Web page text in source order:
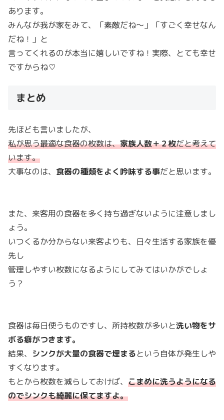
あります。
みんなが我が家をみて、「素敵だね〜」「すごく幸せなん
だね！」と
言ってくれるのが本当に嬉しいですね！実際、とても幸せ
ですからね♡
まとめ
先ほども言いましたが、
私が思う最適な食器の枚数は、家族人数＋２枚だと考えて
います。
大事なのは、 食器の種類をよく吟味する事だと思います。
また、来客用の食器を多く持ち過ぎないように注意しまし
ょう。
いつくるか分からない来客よりも、日々生活する家族を優
先し
管理しやすい枚数になるようにしてみてはいかがでしょ
う？
食器は毎日使うものですし、所持枚数が多いと洗い物をサ
ボる癖がつきます。
結果、 シンクが大量の食器で埋まるという自体が発生しや
すくなります。
もとから枚数を減らしておけば、 こまめに洗うようになる
のでシンクも綺麗に保てますよ。